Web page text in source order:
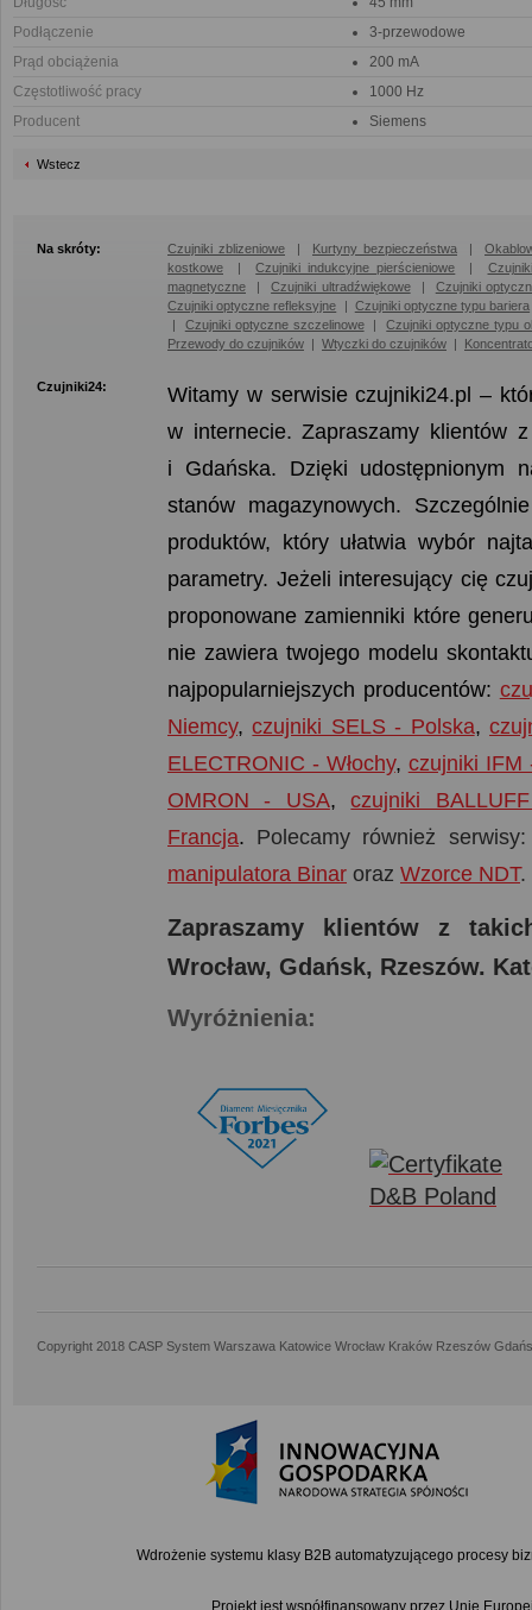
Podłączenie
3-przewodowe
Prąd obciążenia
200 mA
Częstotliwość pracy
1000 Hz
Producent
Siemens
Wstecz
Na skróty: Czujniki zblizeniowe | Kurtyny bezpieczeństwa |
kostkowe |Czujniki indukcyjne pierścieniowe |
magnetyczne |Czujniki ultradźwiękowe| Czujniki
Czujniki optyczne refleksyjne | Czujniki optyczne typu bariera
| Czujniki optyczne szczelinowe|Czujniki optyczne typu
Przewody do czujników | Wtyczki do czujników |
Czujniki24:
Witamy w serwisie czujniki24.pl –
w internecie. Zapraszamy klientów
i Gdańska. Dzięki udostępnionym
stanów magazynowych.
produktów, który ułatwia wybór
parametry. Jeżeli interesujący cię
proponowane zamienniki które
nie zawiera twojego modelu
najpopularniejszych producentów:
Niemcy,czujniki SELS - Polska,
ELECTRONIC - Włochy, czujniki IFM
OMRON - USA,czujniki
Francja. Polecamy również
manipulatora Binar oraz Wzorce NDT.
Zapraszamy klientów z
Wrocław, Gdańsk, Rzeszów.
Wyróżnienia:
Copyright 2018 CASP System Warszawa Katowice Wrocław Kraków Rzeszów
Wdrożenie systemu klasy B2B automatyzującego procesy
Projekt jest współfinansowany przez Unię